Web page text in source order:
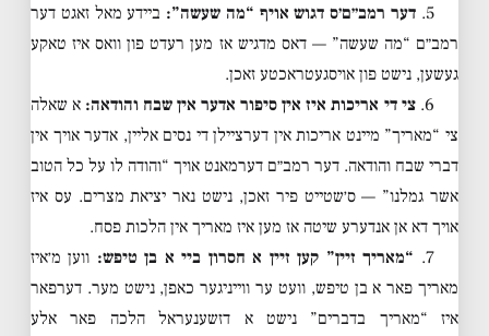
5. דער רמב״ם׳ס דגוש אויף “מה שעשה”: ביידע מאל זאגט דער
רמב״ם “מה שעשה” — דאס מדגיש אז מען רעדט פון וואס איז טאקע
געשען, נישט פון אויסגעטראכטע זאכן.
6. צי די אריכות איז אין סיפור אדער אין שבח והודאה: א שאלה
צי “מאריך” מיינט אריכות אין דערציילן די נסים אליין, אדער אויך אין
דברי שבח והודאה. דער רמב״ם דערמאנט אויך “והודה לו על כל הטוב
אשר גמלנו” — ס׳שטייט פיר זאכן, נישט נאר יציאת מצרים. עס איז
אויך דא אן אנדערע שיטה אז מען איז מאריך אין הלכות פסח.
7. “מאריך זיין” קען זיין א חסרון ביי א בן טיפש: ווען מ׳איז
מאריך פאר א בן טיפש, וועט ער ווייניגער כאפן, נישט מער. דערפאר
איז “מאריך בדברים” נישט א דזשענעראל הלכה פאר אלע